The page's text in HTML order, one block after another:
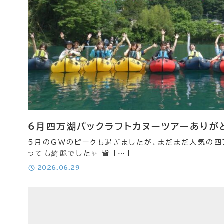
6月四万湖パックラフトカヌーツアーあり
5月のGWのピークも過ぎましたが、まだまだ人気の
っても綺麗でした✨ 皆 […]
投稿日
2026.06.29